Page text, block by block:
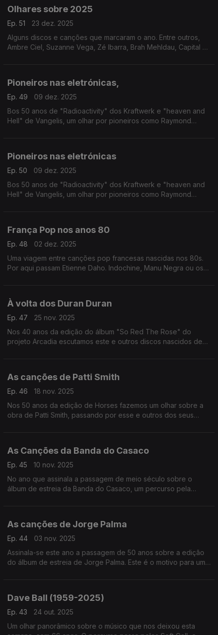
Olhares sobre 2025
Ep. 51
23 dez. 2025
Alguns discos e canções que marcaram o ano. Entre outros,
Ambre Ciel, Suzanne Vega, Zé Ibarra, Brah Mehldau, Capital da
Pioneiros nas eletrónicas,
Ep. 49
09 dez. 2025
Bos 50 anos de "Radioactivity" dos Kraftwerk e "heaven and
Hell" de Vangelis, um olhar por pioneiros como Raymond
Pioneiros nas eletrónicas
Ep. 50
09 dez. 2025
Bos 50 anos de "Radioactivity" dos Kraftwerk e "heaven and
Hell" de Vangelis, um olhar por pioneiros como Raymond
França Pop nos anos 80
Ep. 48
02 dez. 2025
Uma viagem entre canções pop francesas nascidas nos 80s.
Por aqui passam Etienne Daho. Indochine, Manu Negra ou os
À volta dos Duran Duran
Ep. 47
25 nov. 2025
Nos 40 anos da edição do álbum "So Red The Rose" do
projeto Arcadia escutamos este e outros discos nascidos de
As canções de Patti Smith
Ep. 46
18 nov. 2025
Nos 50 anos da edição de Horses fazemos um olhar sobre a
obra de Patti Smith, passando por esse e outros dos seus
As Canções da Banda do Casaco
Ep. 45
10 nov. 2025
No ano que assinala a passagem de meio século sobre o
álbum de estreia da Banda do Casaco, um percurso pela
As canções de Jorge Palma
Ep. 44
03 nov. 2025
Assinala-se este ano a passagem de 50 anos sobre a edição
do álbum de estreia de Jorge Palma. Este é o motivo para uma
Dave Ball (1959-2025)
Ep. 43
24 out. 2025
Um olhar panorâmico sobre o músico que nos deixou esta